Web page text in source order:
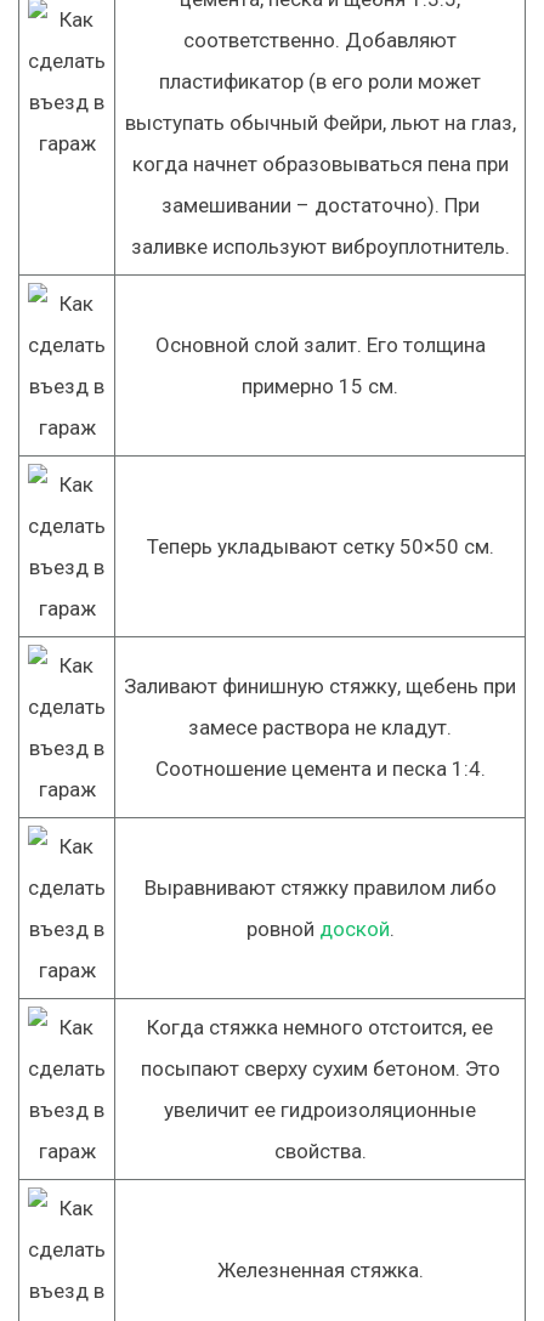
соответственно. Добавляют
пластификатор (в его роли может
выступать обычный Фейри, льют на глаз,
когда начнет образовываться пена при
замешивании – достаточно). При
заливке используют виброуплотнитель.
Основной слой залит. Его толщина
примерно 15 см.
Теперь укладывают сетку 50×50 см.
Заливают финишную стяжку, щебень при
замесе раствора не кладут.
Соотношение цемента и песка 1:4.
Выравнивают стяжку правилом либо
ровной доской.
Когда стяжка немного отстоится, ее
посыпают сверху сухим бетоном. Это
увеличит ее гидроизоляционные
свойства.
Железненная стяжка.